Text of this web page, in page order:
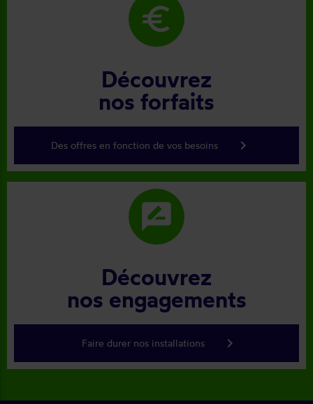
euro
Découvrez
nos forfaits
Des offres en fonction de vos besoins keyboard_arrow_right
rate_review
Découvrez
nos engagements
Faire durer nos installations keyboard_arrow_right